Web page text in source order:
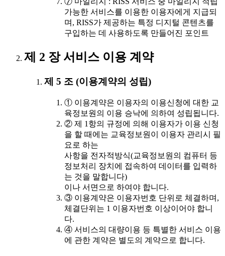
가능한 서비스를 이용한 이용자에게 지급되
며, RISS가 제공하는 특정 디지털 콘텐츠를
구입하는 데 사용하도록 만들어진 포인트
제 2 장 서비스 이용 계약
제 5 조 (이용계약의 성립)
① 이용계약은 이용자의 이용신청에 대한 교
육정보원의 이용 승낙에 의하여 성립됩니다.
② 제 1항의 규정에 의해 이용자가 이용 신청
을 할 때에는 교육정보원이 이용자 관리시 필
요로 하는
사항을 전자적방식(교육정보원의 컴퓨터 등
정보처리 장치에 접속하여 데이터를 입력하
는 것을 말합니다)
이나 서면으로 하여야 합니다.
③ 이용계약은 이용자번호 단위로 체결하며,
체결단위는 1 이용자번호 이상이어야 합니
다.
④ 서비스의 대량이용 등 특별한 서비스 이용
에 관한 계약은 별도의 계약으로 합니다.